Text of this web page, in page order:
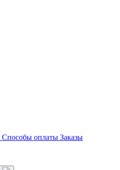
Способы оплаты Заказы